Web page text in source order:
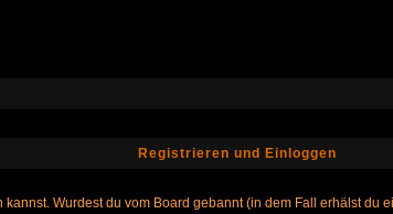
Registrieren und Einloggen
Wurdest du vom Board gebannt (in dem Fall erhälst